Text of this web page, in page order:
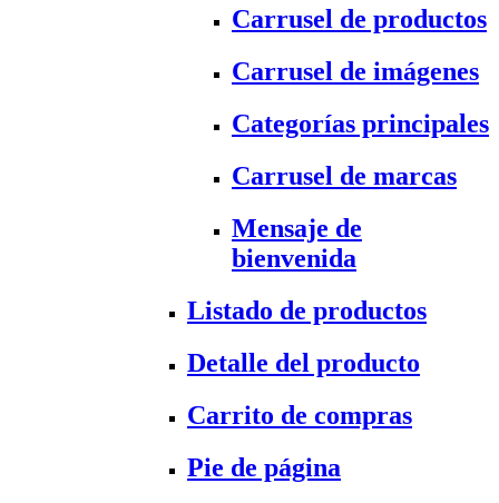
Carrusel de productos
Carrusel de imágenes
Categorías principales
Carrusel de marcas
Mensaje de
bienvenida
Listado de productos
Detalle del producto
Carrito de compras
Pie de página